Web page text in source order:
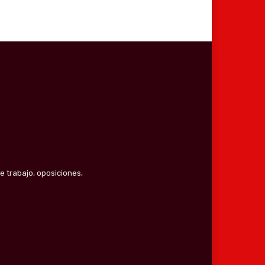
trabajo, oposiciones,